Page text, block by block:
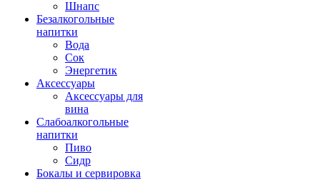
Шнапс
Безалкогольные
напитки
Вода
Сок
Энергетик
Аксессуары
Аксессуары для
вина
Слабоалкогольные
напитки
Пиво
Сидр
Бокалы и сервировка